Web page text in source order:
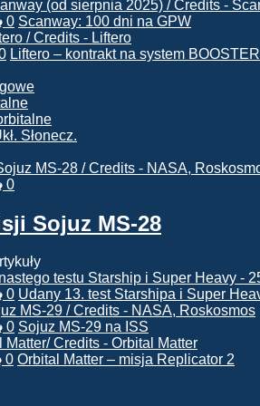
0 Scanway: 100 dni na GPW
Liftero – kontrakt na system BOOSTER
Słonecz.
0
Sojuz MS-28
0 Udany 13. test Starshipa i Super
0 Sojuz MS-29 na ISS
0 Orbital Matter – misja Replicator 2